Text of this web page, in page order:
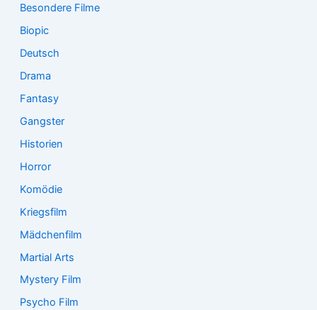
Besondere Filme
Biopic
Deutsch
Drama
Fantasy
Gangster
Historien
Horror
Komödie
Kriegsfilm
Mädchenfilm
Martial Arts
Mystery Film
Psycho Film